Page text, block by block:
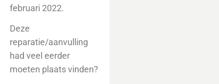
februari 2022.
Deze
reparatie/aanvulling
had veel eerder
moeten plaats vinden?